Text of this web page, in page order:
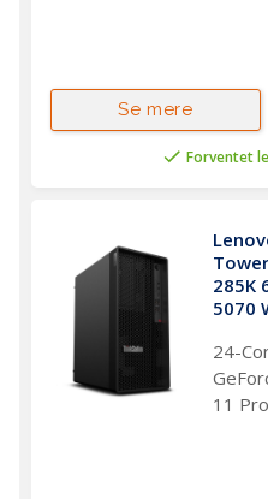
Forventet
Se mere
285K
5070
24-
11 Pro